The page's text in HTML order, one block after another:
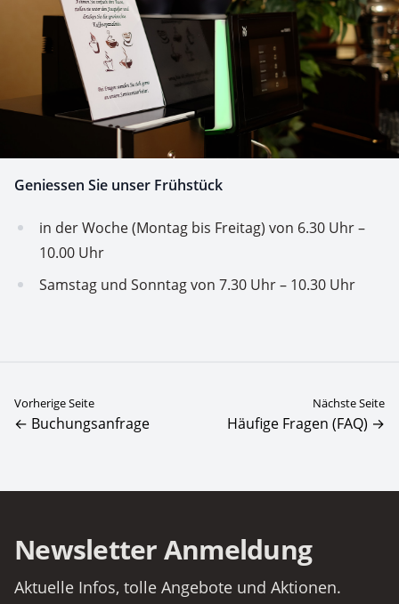
Geniessen Sie unser Frühstück
in der Woche (Montag bis Freitag) von 6.30 Uhr –
10.00 Uhr
Samstag und Sonntag von 7.30 Uhr – 10.30 Uhr
Vorherige Seite
← Buchungsanfrage
Nächste Seite
Häufige Fragen (FAQ) →
Newsletter Anmeldung
Aktuelle Infos, tolle Angebote und Aktionen.